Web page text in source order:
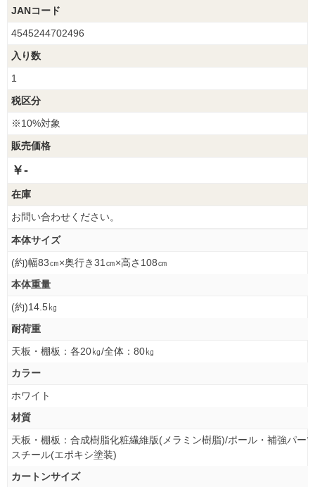
JANコード
4545244702496
入り数
1
税区分
※10%対象
販売価格
￥-
在庫
お問い合わせください。
本体サイズ
(約)幅83㎝×奥行き31㎝×高さ108㎝
本体重量
(約)14.5㎏
耐荷重
天板・棚板：各20㎏/全体：80㎏
カラー
ホワイト
材質
天板・棚板：合成樹脂化粧繊維版(メラミン樹脂)/ポール・補強パー
スチール(エポキシ塗装)
カートンサイズ